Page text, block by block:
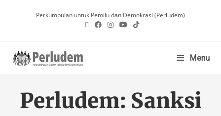
Perkumpulan untuk Pemilu dan Demokrasi (Perludem)
Menu
Perludem: Sanksi